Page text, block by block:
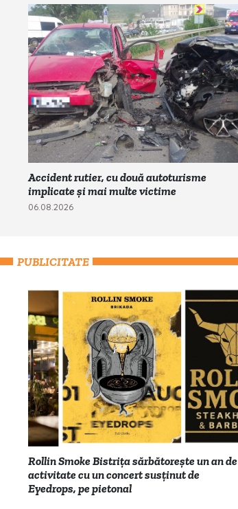
Accident rutier, cu două autoturisme
implicate și mai multe victime
06.08.2026
PUBLICITATE
Rollin Smoke Bistrița sărbătorește un an de
activitate cu un concert susținut de
Eyedrops, pe pietonal